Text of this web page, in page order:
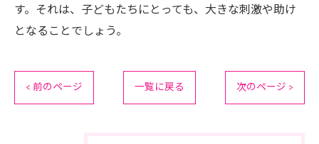
す。それは、子どもたちにとっても、大きな刺激や助け
となることでしょう。
< 前のページ 一覧に戻る 次のページ >